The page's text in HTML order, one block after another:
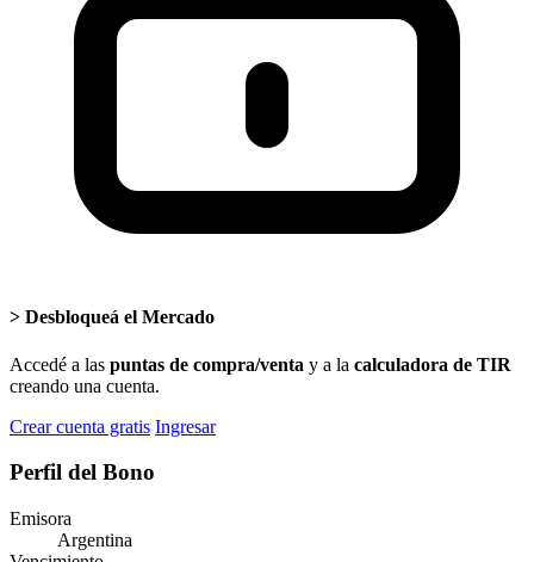
> Desbloqueá el Mercado
Accedé a las puntas de compra/venta y a la calculadora de TIR
creando una cuenta.
Crear cuenta gratis Ingresar
Perfil del Bono
Emisora
Argentina